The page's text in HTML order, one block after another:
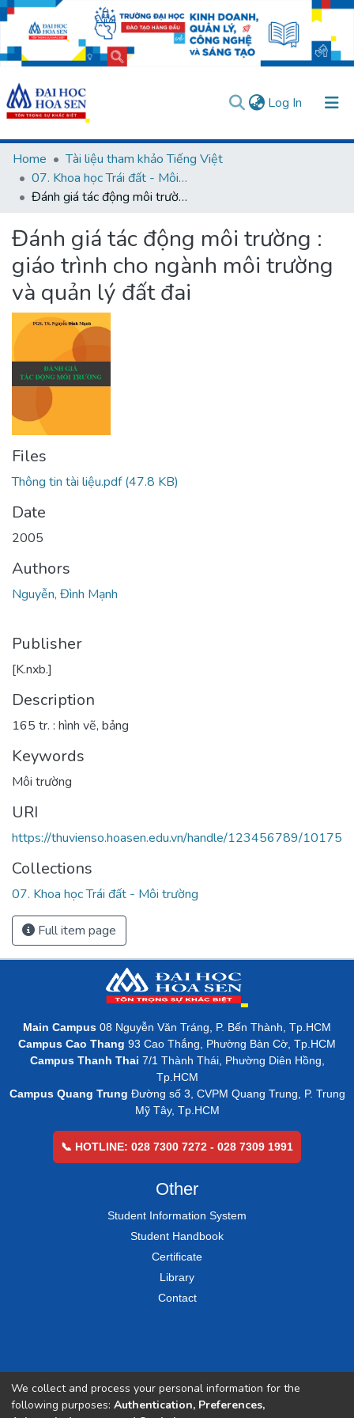
Log In (current)
Communities & Collections
All of DSpace
User guides
Usage rules
Verify account
Home
Tài liệu tham khảo Tiếng Việt
07. Khoa học Trái đất - Môi trường
Đánh giá tác động môi trường : giáo trình cho ngành môi trường và quản lý đất đai
Đánh giá tác động môi trường :
giáo trình cho ngành môi trường
và quản lý đất đai
Files
Thông tin tài liệu.pdf(47.8 KB)
Date
2005
Authors
Nguyễn, Đình Mạnh
Publisher
[K.nxb.]
Description
165 tr. : hình vẽ, bảng
Keywords
Môi trường
URI
https://thuvienso.hoasen.edu.vn/handle/123456789/10175
Collections
07. Khoa học Trái đất - Môi trường
Full item page
Main Campus 08 Nguyễn Văn Tráng, P. Bến Thành, Tp.HCM
Campus Cao Thang 93 Cao Thắng, Phường Bàn Cờ, Tp.HCM
Campus Thanh Thai 7/1 Thành Thái, Phường Diên Hồng,
Tp.HCM
Campus Quang Trung Đường số 3, CVPM Quang Trung, P. Trung
Mỹ Tây, Tp.HCM
📞 HOTLINE: 028 7300 7272 - 028 7309 1991
Other
Student Information System
Student Handbook
Certificate
Library
Contact
We collect and process your personal information for the
following purposes: Authentication, Preferences,